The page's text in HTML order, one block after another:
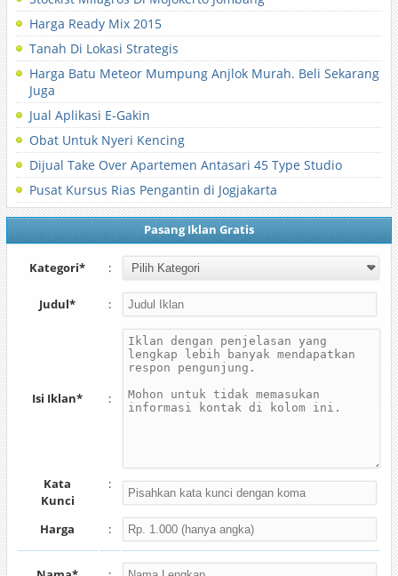
Harga Ready Mix 2015
Tanah Di Lokasi Strategis
Harga Batu Meteor Mumpung Anjlok Murah. Beli Sekarang
Juga
Jual Aplikasi E-Gakin
Obat Untuk Nyeri Kencing
Dijual Take Over Apartemen Antasari 45 Type Studio
Pusat Kursus Rias Pengantin di Jogjakarta
Pasang Iklan Gratis
Kategori* :
Judul* :
Isi Iklan* :
Kata
Kunci
:
Harga :